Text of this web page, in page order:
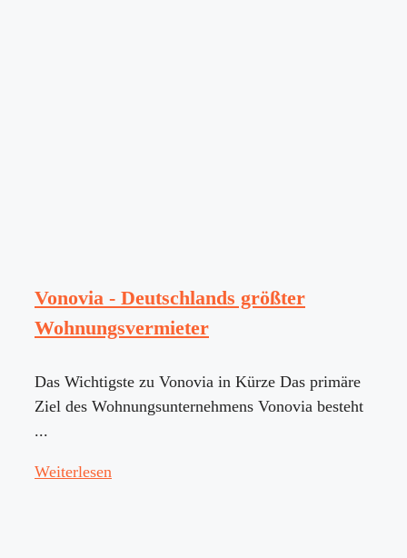
Vonovia - Deutschlands größter
Wohnungsvermieter
Das Wichtigste zu Vonovia in Kürze Das primäre
Ziel des Wohnungsunternehmens Vonovia besteht
...
Weiterlesen